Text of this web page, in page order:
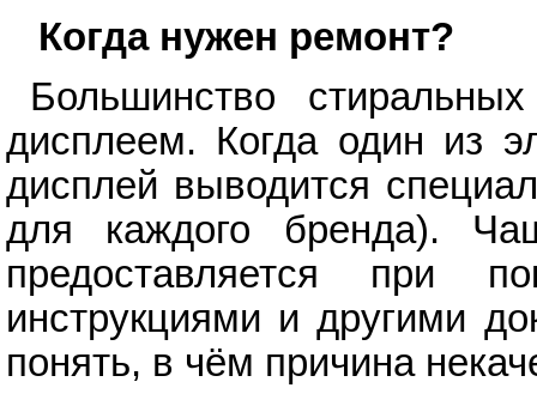
Когда нужен ремонт?
Большинство
дисплеем. Когда один из
дисплей выводится
для каждого бренда).
предоставляется при
инструкциями и другими
понять, в чём причина